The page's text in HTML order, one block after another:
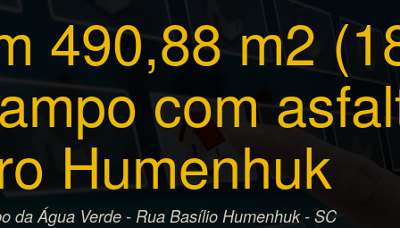
490,88 m2
com
Humenhuk
da Água Verde - Rua Basílio Humenhuk - SC